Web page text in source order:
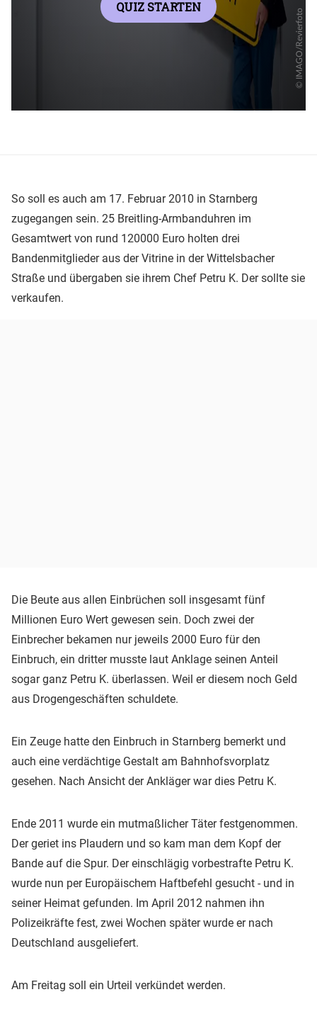
So soll es auch am 17. Februar 2010 in Starnberg
zugegangen sein. 25 Breitling-Armbanduhren im
Gesamtwert von rund 120000 Euro holten drei
Bandenmitglieder aus der Vitrine in der Wittelsbacher
Straße und übergaben sie ihrem Chef Petru K. Der sollte sie
verkaufen.
Die Beute aus allen Einbrüchen soll insgesamt fünf
Millionen Euro Wert gewesen sein. Doch zwei der
Einbrecher bekamen nur jeweils 2000 Euro für den
Einbruch, ein dritter musste laut Anklage seinen Anteil
sogar ganz Petru K. überlassen. Weil er diesem noch Geld
aus Drogengeschäften schuldete.
Ein Zeuge hatte den Einbruch in Starnberg bemerkt und
auch eine verdächtige Gestalt am Bahnhofsvorplatz
gesehen. Nach Ansicht der Ankläger war dies Petru K.
Ende 2011 wurde ein mutmaßlicher Täter festgenommen.
Der geriet ins Plaudern und so kam man dem Kopf der
Bande auf die Spur. Der einschlägig vorbestrafte Petru K.
wurde nun per Europäischem Haftbefehl gesucht - und in
seiner Heimat gefunden. Im April 2012 nahmen ihn
Polizeikräfte fest, zwei Wochen später wurde er nach
Deutschland ausgeliefert.
Am Freitag soll ein Urteil verkündet werden.